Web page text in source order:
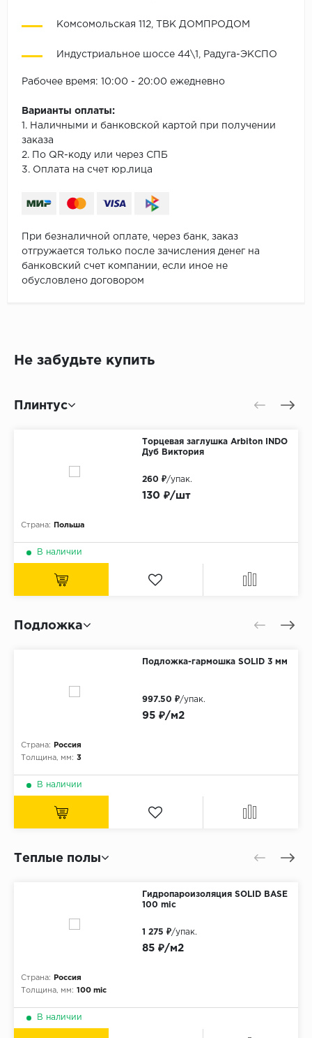
Комсомольская 112, ТВК ДОМПРОДОМ
Индустриальное шоссе 44\1, Радуга-ЭКСПО
Рабочее время: 10:00 - 20:00 ежедневно
Варианты оплаты:
1. Наличными и банковской картой при получении
заказа
2. По QR-коду или через СПБ
3. Оплата на счет юр.лица
При безналичной оплате, через банк, заказ
отгружается только после зачисления денег на
банковский счет компании, если иное не
обусловлено договором
Не забудьте купить
Плинтус
Торцевая заглушка Arbiton INDO
Дуб Виктория
Страна: Польша
130 ₽/шт
260 ₽/упак.
В наличии
Подложка
Подложка-гармошка SOLID 3 мм
Страна:
Россия
Толщина, мм: 3
95 ₽/м2
997.50 ₽/упак.
В наличии
Теплые полы
Гидропароизоляция SOLID BASE
100 mic
Страна:
Россия
Толщина, мм: 100 mic
85 ₽/м2
1 275 ₽/упак.
В наличии